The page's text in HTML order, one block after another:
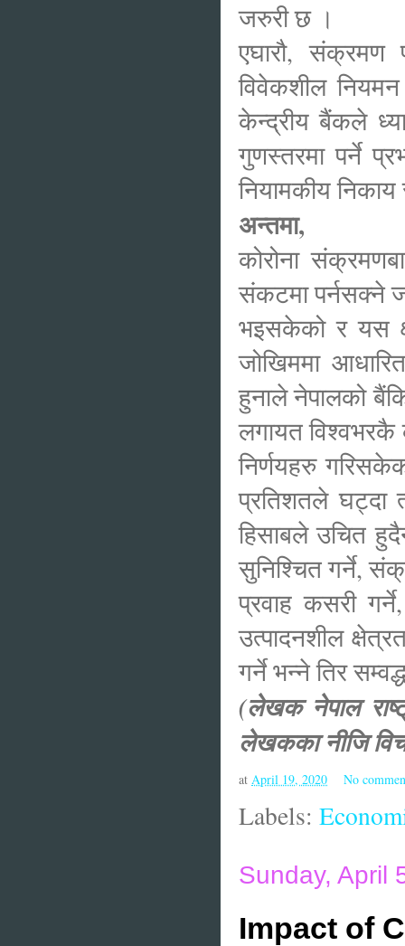
जरुरी छ ।
एघारौ, संक्रमण
विवेकशील नियमन
केन्द्रीय बैंकले
गुणस्तरमा पर्ने
नियामकीय
अन्तमा,
कोरोना
संकटमा पर्नसक्ने
भइसकेको र यस
जोखिममा
हुनाले नेपालको
लगायत विश्वभरकै
निर्णयहरु
प्रतिशतले घट्दा
हिसाबले उचित
सुनिश्चित गर्ने,
प्रवाह कसरी
उत्पादनशील
गर्ने भन्ने तिर
(लेखक नेपाल
लेखकका नीजि
at April 19, 2020 No
Labels:
Sunday, April
Impact of